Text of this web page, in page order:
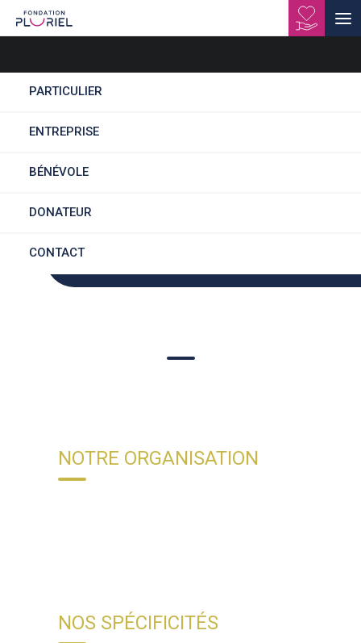
PARTICULIER
ENTREPRISE
BÉNÉVOLE
DONATEUR
CONTACT
transversale Doubs
Un accompagnement en continu
NOTRE ORGANISATION
NOS SPÉCIFICITÉS